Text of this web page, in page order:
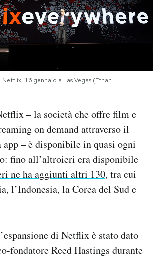
aiuto?
Netflix, il 6 gennaio a Las Vegas (Ethan
– la società che offre film e
on demand attraverso il
app – è disponibile in quasi ogni
fino all’altroieri era disponibile
ne ha aggiunti altri 130, tra cui
l’Indonesia, la Corea del Sud e
di Netflix è stato dato
fondatore Reed Hastings durante